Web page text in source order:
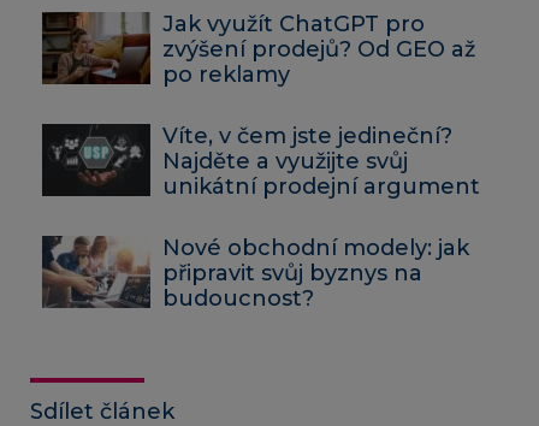
Jak využít ChatGPT pro
zvýšení prodejů? Od GEO až
po reklamy
Víte, v čem jste jedineční?
Najděte a využijte svůj
unikátní prodejní argument
Nové obchodní modely: jak
připravit svůj byznys na
budoucnost?
Sdílet článek